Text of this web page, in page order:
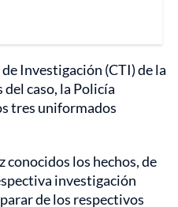
Investigación (CTI) de la
caso, la Policía
tres uniformados
conocidos los hechos, de
investigación
de los respectivos